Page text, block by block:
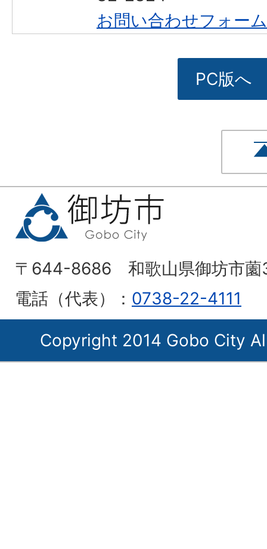
お問い合わせフォーム
PC版へ
〒644-8686 和歌山県御坊市薗
電話（代表）： 0738-22-4111
Copyright 2014 Gobo City